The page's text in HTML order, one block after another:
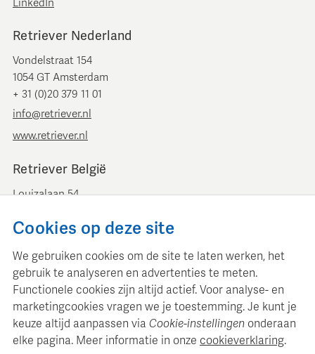
LinkedIn
Retriever Nederland
Vondelstraat 154
1054 GT Amsterdam
+ 31 (0)20 379 11 01
info@retriever.nl
www.retriever.nl
Retriever België
Louizalaan 54
+ 32 (0)2 893 00 52
www.retrievermedia.be
Retriever Media Informatie onderhoudt een gestructureerde
Cookies op deze site
We gebruiken cookies om de site te laten werken, het
gebruik te analyseren en advertenties te meten.
Functionele cookies zijn altijd actief. Voor analyse- en
marketingcookies vragen we je toestemming. Je kunt je
keuze altijd aanpassen via Cookie-instellingen onderaan
elke pagina. Meer informatie in onze cookieverklaring.